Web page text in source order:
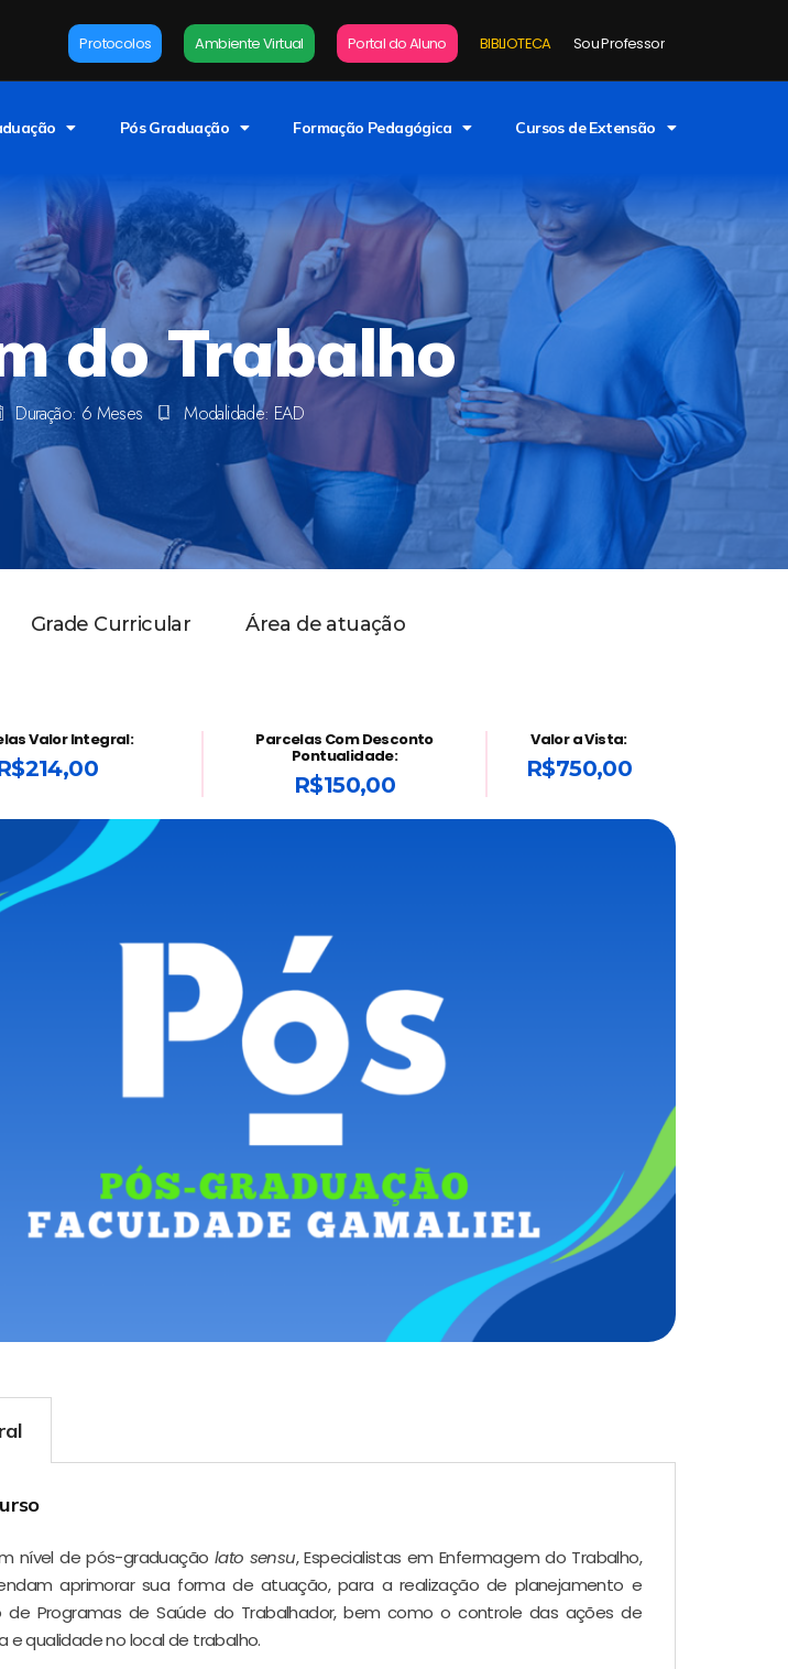
Protocolos Ambiente Virtual Portal do Aluno BIBLIOTECA Sou Professor
Pós Graduação Formação Pedagógica Cursos de Extensão
do Trabalho
Duração: 6 Meses Modalidade: EAD
Grade Curricular Área de atuação
Valor Integral: Parcelas Com Desconto
Pontualidade:
R$150,00
Valor a Vista:
R$750,00
nível de pós-graduação lato sensu, Especialistas em Enfermagem do Trabalho,
aprimorar sua forma de atuação, para a realização de planejamento e
de Programas de Saúde do Trabalhador, bem como o controle das ações de
e qualidade no local de trabalho.